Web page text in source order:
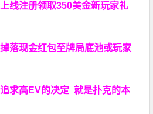
线注册领取350美金新玩家礼
落现金红包至牌局底池或玩家
求高EV的决定就是扑克的本